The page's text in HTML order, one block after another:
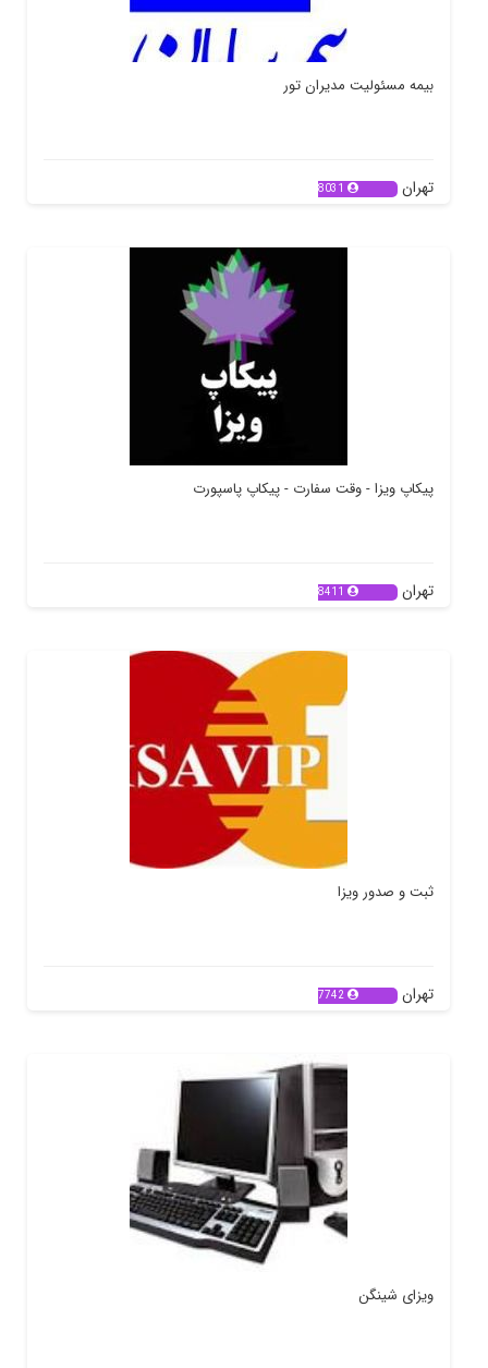
بیمه مسئولیت مدیران تور
تهران 8031
پیکاپ ویزا - وقت سفارت - پیکاپ پاسپورت
تهران 8411
ثبت و صدور ویزا
تهران 7742
ویزای شینگن